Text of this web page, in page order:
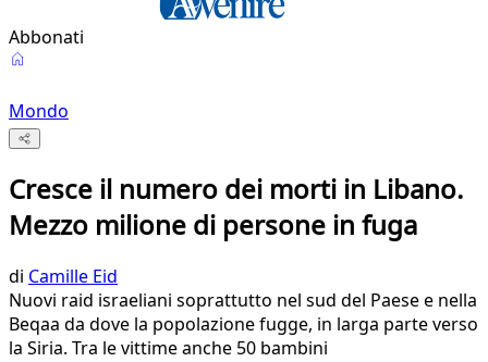
Abbonati
Mondo
Cresce il numero dei morti in Libano.
Mezzo milione di persone in fuga
di Camille Eid
Nuovi raid israeliani soprattutto nel sud del Paese e nella
Beqaa da dove la popolazione fugge, in larga parte verso
la Siria. Tra le vittime anche 50 bambini